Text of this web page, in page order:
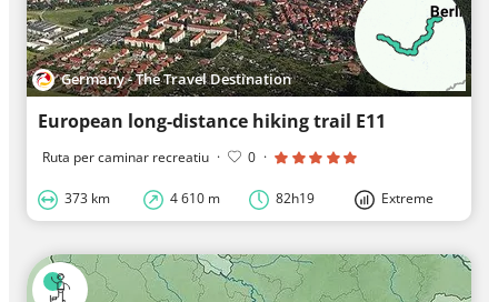
Germany - The Travel Destination
European long-distance hiking trail E11
Ruta per caminar recreatiu · 0 ·
373 km 4 610 m 82h19 Extreme